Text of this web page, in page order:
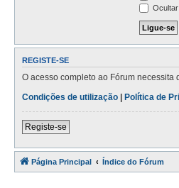
REGISTE-SE
O acesso completo ao Fórum
Condições de utilização | Política de
Registe-se
Página Principal Índice do Fórum